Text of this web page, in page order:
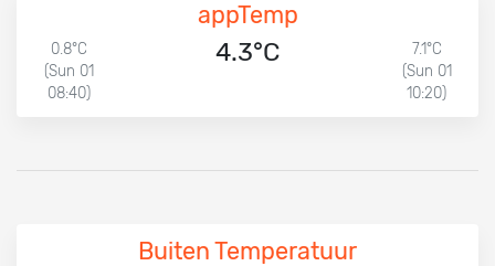
appTemp
0.8°C
(Sun 01
08:40)
4.3°C
7.1°C
(Sun 01
10:20)
Buiten Temperatuur